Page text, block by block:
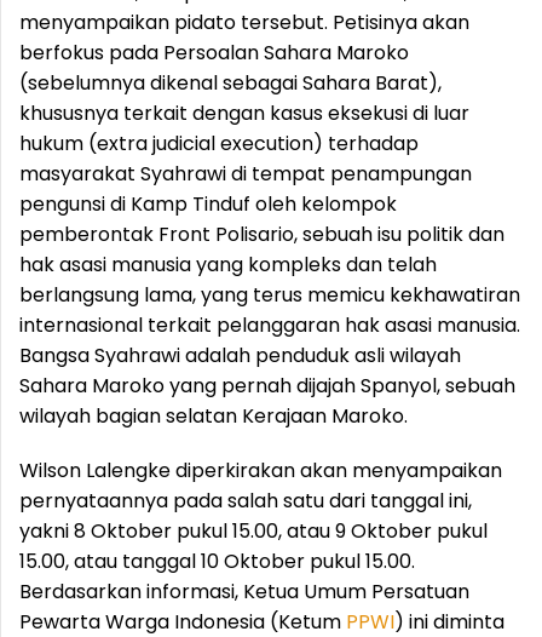
menyampaikan pidato tersebut. Petisinya akan
berfokus pada Persoalan Sahara Maroko
(sebelumnya dikenal sebagai Sahara Barat),
khususnya terkait dengan kasus eksekusi di luar
hukum (extra judicial execution) terhadap
masyarakat Syahrawi di tempat penampungan
pengunsi di Kamp Tinduf oleh kelompok
pemberontak Front Polisario, sebuah isu politik dan
hak asasi manusia yang kompleks dan telah
berlangsung lama, yang terus memicu kekhawatiran
internasional terkait pelanggaran hak asasi manusia.
Bangsa Syahrawi adalah penduduk asli wilayah
Sahara Maroko yang pernah dijajah Spanyol, sebuah
wilayah bagian selatan Kerajaan Maroko.
Wilson Lalengke diperkirakan akan menyampaikan
pernyataannya pada salah satu dari tanggal ini,
yakni 8 Oktober pukul 15.00, atau 9 Oktober pukul
15.00, atau tanggal 10 Oktober pukul 15.00.
Berdasarkan informasi, Ketua Umum Persatuan
Pewarta Warga Indonesia (Ketum PPWI) ini diminta